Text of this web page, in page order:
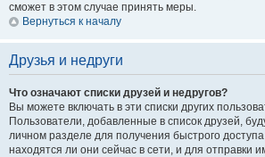
сможет в этом случае принять меры.
Вернуться к началу
Друзья и недруги
Что означают списки друзей и недругов?
Вы можете включать в эти списки других
Пользователи, добавленные в список друзей,
личном разделе для получения быстрого
находятся ли они сейчас в сети, и для отправки